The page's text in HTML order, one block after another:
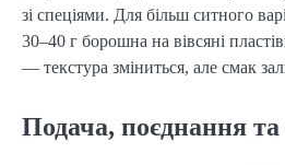
зі спеціями. Для більш ситного
30–40 г борошна на вівсяні
— текстура зміниться, але смак
Подача, поєднання та